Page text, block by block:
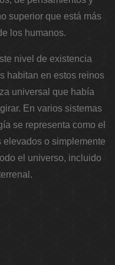
superior que está más
los humanos.
nivel de existencia
habitan en estos reinos
universal que había
En varios sistemas
se representa como el
elevados o simplemente
el universo, incluido